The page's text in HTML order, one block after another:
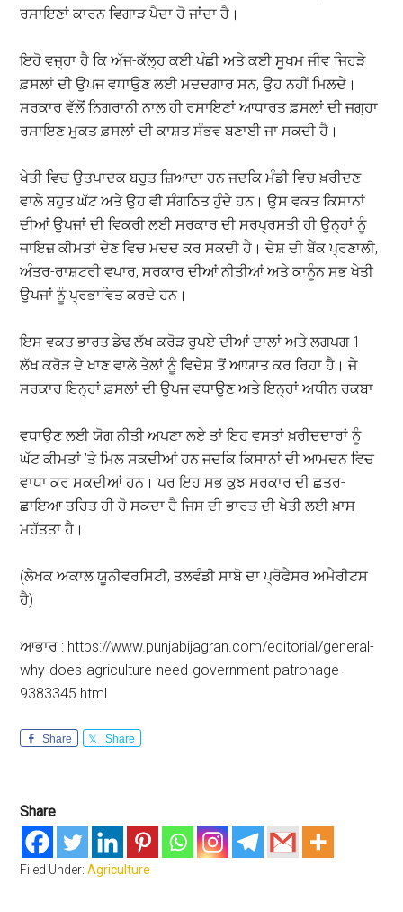
ਰਸਾਇਣਾਂ ਕਾਰਨ ਵਿਗਾੜ ਪੈਦਾ ਹੋ ਜਾਂਦਾ ਹੈ।
ਇਹੋ ਵਜ੍ਹਾ ਹੈ ਕਿ ਅੱਜ-ਕੱਲ੍ਹ ਕਈ ਪੰਛੀ ਅਤੇ ਕਈ ਸੂਖਮ ਜੀਵ ਜਿਹੜੇ
ਫ਼ਸਲਾਂ ਦੀ ਉਪਜ ਵਧਾਉਣ ਲਈ ਮਦਦਗਾਰ ਸਨ, ਉਹ ਨਹੀਂ ਮਿਲਦੇ।
ਸਰਕਾਰ ਵੱਲੋਂ ਨਿਗਰਾਨੀ ਨਾਲ ਹੀ ਰਸਾਇਣਾਂ ਆਧਾਰਤ ਫ਼ਸਲਾਂ ਦੀ ਜਗ੍ਹਾ
ਰਸਾਇਣ ਮੁਕਤ ਫ਼ਸਲਾਂ ਦੀ ਕਾਸ਼ਤ ਸੰਭਵ ਬਣਾਈ ਜਾ ਸਕਦੀ ਹੈ।
ਖੇਤੀ ਵਿਚ ਉਤਪਾਦਕ ਬਹੁਤ ਜ਼ਿਆਦਾ ਹਨ ਜਦਕਿ ਮੰਡੀ ਵਿਚ ਖ਼ਰੀਦਣ
ਵਾਲੇ ਬਹੁਤ ਘੱਟ ਅਤੇ ਉਹ ਵੀ ਸੰਗਠਿਤ ਹੁੰਦੇ ਹਨ। ਉਸ ਵਕਤ ਕਿਸਾਨਾਂ
ਦੀਆਂ ਉਪਜਾਂ ਦੀ ਵਿਕਰੀ ਲਈ ਸਰਕਾਰ ਦੀ ਸਰਪ੍ਰਸਤੀ ਹੀ ਉਨ੍ਹਾਂ ਨੂੰ
ਜਾਇਜ਼ ਕੀਮਤਾਂ ਦੇਣ ਵਿਚ ਮਦਦ ਕਰ ਸਕਦੀ ਹੈ। ਦੇਸ਼ ਦੀ ਬੈਂਕ ਪ੍ਰਣਾਲੀ,
ਅੰਤਰ-ਰਾਸ਼ਟਰੀ ਵਪਾਰ, ਸਰਕਾਰ ਦੀਆਂ ਨੀਤੀਆਂ ਅਤੇ ਕਾਨੂੰਨ ਸਭ ਖੇਤੀ
ਉਪਜਾਂ ਨੂੰ ਪ੍ਰਭਾਵਿਤ ਕਰਦੇ ਹਨ।
ਇਸ ਵਕਤ ਭਾਰਤ ਡੇਢ ਲੱਖ ਕਰੋੜ ਰੁਪਏ ਦੀਆਂ ਦਾਲਾਂ ਅਤੇ ਲਗਪਗ 1
ਲੱਖ ਕਰੋੜ ਦੇ ਖਾਣ ਵਾਲੇ ਤੇਲਾਂ ਨੂੰ ਵਿਦੇਸ਼ ਤੋਂ ਆਯਾਤ ਕਰ ਰਿਹਾ ਹੈ। ਜੇ
ਸਰਕਾਰ ਇਨ੍ਹਾਂ ਫ਼ਸਲਾਂ ਦੀ ਉਪਜ ਵਧਾਉਣ ਅਤੇ ਇਨ੍ਹਾਂ ਅਧੀਨ ਰਕਬਾ
ਵਧਾਉਣ ਲਈ ਯੋਗ ਨੀਤੀ ਅਪਣਾ ਲਏ ਤਾਂ ਇਹ ਵਸਤਾਂ ਖ਼ਰੀਦਦਾਰਾਂ ਨੂੰ
ਘੱਟ ਕੀਮਤਾਂ ’ਤੇ ਮਿਲ ਸਕਦੀਆਂ ਹਨ ਜਦਕਿ ਕਿਸਾਨਾਂ ਦੀ ਆਮਦਨ ਵਿਚ
ਵਾਧਾ ਕਰ ਸਕਦੀਆਂ ਹਨ। ਪਰ ਇਹ ਸਭ ਕੁਝ ਸਰਕਾਰ ਦੀ ਛਤਰ-
ਛਾਇਆ ਤਹਿਤ ਹੀ ਹੋ ਸਕਦਾ ਹੈ ਜਿਸ ਦੀ ਭਾਰਤ ਦੀ ਖੇਤੀ ਲਈ ਖ਼ਾਸ
ਮਹੱਤਤਾ ਹੈ।
(ਲੇਖਕ ਅਕਾਲ ਯੂਨੀਵਰਸਿਟੀ, ਤਲਵੰਡੀ ਸਾਬੋ ਦਾ ਪ੍ਰੋਫੈਸਰ ਅਮੈਰੀਟਸ
ਹੈ)
ਆਭਾਰ : https://www.punjabijagran.com/editorial/general-
why-does-agriculture-need-government-patronage-
9383345.html
Share Share
Share
Filed Under:Agriculture